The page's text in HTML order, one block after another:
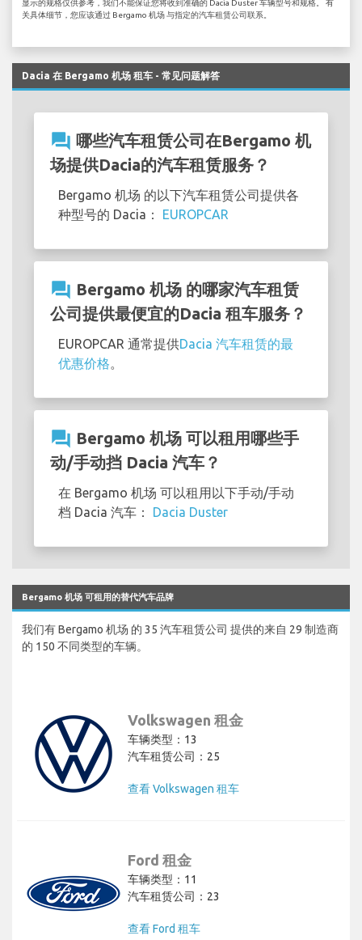
显示的规格仅供参考，我们不能保证您将收到准确的 Dacia Duster 车辆型号和规格。 有
关具体细节，您应该通过 Bergamo 机场 与指定的汽车租赁公司联系。
Dacia 在 Bergamo 机场 租车 - 常见问题解答
question_answer 哪些汽车租赁公司在Bergamo 机
场提供Dacia的汽车租赁服务？
Bergamo 机场 的以下汽车租赁公司提供各
种型号的 Dacia： EUROPCAR
question_answer Bergamo 机场 的哪家汽车租赁
公司提供最便宜的Dacia 租车服务？
EUROPCAR 通常提供Dacia 汽车租赁的最
优惠价格
question_answer Bergamo 机场 可以租用哪些手
动/手动挡 Dacia 汽车？
在 Bergamo 机场 可以租用以下手动/手动
档 Dacia 汽车： Dacia Duster
Bergamo 机场 可租用的替代汽车品牌
我们有 Bergamo 机场 的 35 汽车租赁公司 提供的来自 29 制造商
的 150 不同类型的车辆。
Volkswagen 租金
车辆类型：13
汽车租赁公司：25
查看 Volkswagen 租车
Ford 租金
车辆类型：11
汽车租赁公司：23
查看 Ford 租车